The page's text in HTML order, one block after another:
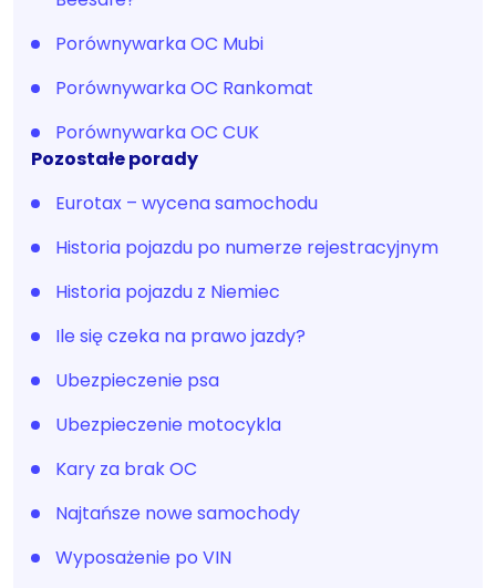
Porównywarka OC Mubi
Porównywarka OC Rankomat
Porównywarka OC CUK
Pozostałe porady
Eurotax – wycena samochodu
Historia pojazdu po numerze rejestracyjnym
Historia pojazdu z Niemiec
Ile się czeka na prawo jazdy?
Ubezpieczenie psa
Ubezpieczenie motocykla
Kary za brak OC
Najtańsze nowe samochody
Wyposażenie po VIN